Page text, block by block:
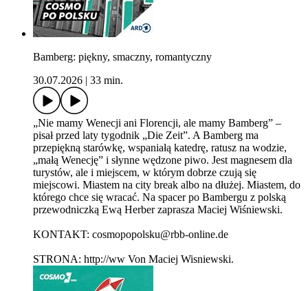
Bamberg: piękny, smaczny, romantyczny
30.07.2026
33 min.
„Nie mamy Wenecji ani Florencji, ale mamy Bamberg” –
pisał przed laty tygodnik „Die Zeit”. A Bamberg ma
przepiękną starówkę, wspaniałą katedrę, ratusz na wodzie,
„małą Wenecję” i słynne wędzone piwo. Jest magnesem dla
turystów, ale i miejscem, w którym dobrze czują się
miejscowi. Miastem na city break albo na dłużej. Miastem, do
którego chce się wracać. Na spacer po Bambergu z polską
przewodniczką Ewą Herber zaprasza Maciej Wiśniewski.
KONTAKT: cosmopopolsku@rbb-online.de
STRONA: http://ww Von Maciej Wisniewski.